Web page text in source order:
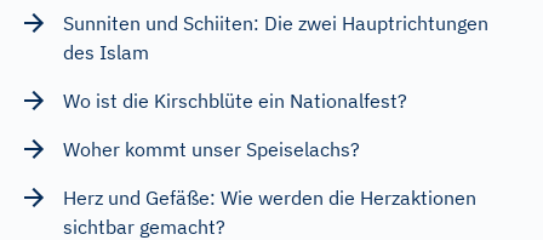
Sunniten und Schiiten: Die zwei Hauptrichtungen
des Islam
Wo ist die Kirschblüte ein Nationalfest?
Woher kommt unser Speiselachs?
Herz und Gefäße: Wie werden die Herzaktionen
sichtbar gemacht?